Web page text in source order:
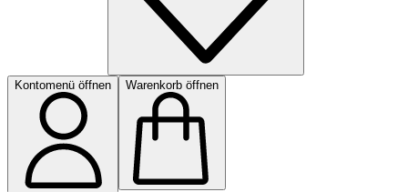
Kontomenü öffnen Warenkorb öffnen